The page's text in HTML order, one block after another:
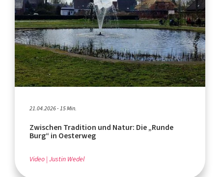
21.04.2026 - 15 Min.
Zwischen Tradition und Natur: Die „Runde
Burg“ in Oesterweg
Video Justin Wedel